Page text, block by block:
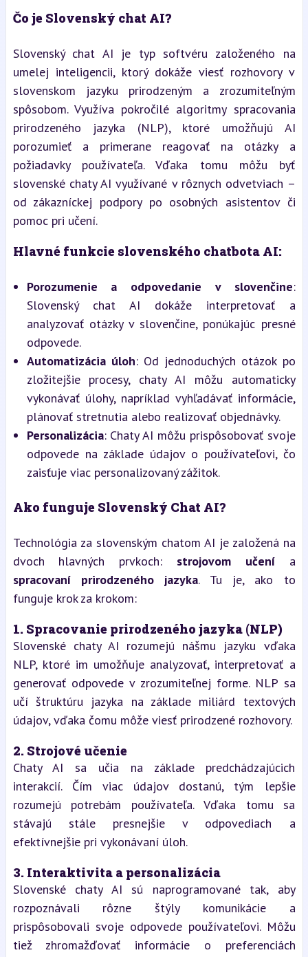
Čo je Slovenský chat AI?
Slovenský chat AI je typ softvéru založeného na
umelej inteligencii, ktorý dokáže viesť rozhovory v
slovenskom jazyku prirodzeným a zrozumiteľným
spôsobom. Využíva pokročilé algoritmy spracovania
prirodzeného jazyka (NLP), ktoré umožňujú AI
porozumieť a primerane reagovať na otázky a
požiadavky používateľa. Vďaka tomu môžu byť
slovenské chaty AI využívané v rôznych odvetviach –
od zákazníckej podpory po osobných asistentov či
pomoc pri učení.
Hlavné funkcie slovenského chatbota AI:
Porozumenie a odpovedanie v slovenčine:
Slovenský chat AI dokáže interpretovať a
analyzovať otázky v slovenčine, ponúkajúc presné
odpovede.
Automatizácia úloh: Od jednoduchých otázok po
zložitejšie procesy, chaty AI môžu automaticky
vykonávať úlohy, napríklad vyhľadávať informácie,
plánovať stretnutia alebo realizovať objednávky.
Personalizácia: Chaty AI môžu prispôsobovať svoje
odpovede na základe údajov o používateľovi, čo
zaisťuje viac personalizovaný zážitok.
Ako funguje Slovenský Chat AI?
Technológia za slovenským chatom AI je založená na
dvoch hlavných prvkoch: strojovom učení
a
spracovaní prirodzeného jazyka. Tu je, ako to
funguje krok za krokom:
1. Spracovanie prirodzeného jazyka (NLP)
Slovenské chaty AI rozumejú nášmu jazyku vďaka
NLP, ktoré im umožňuje analyzovať, interpretovať a
generovať odpovede v zrozumiteľnej forme. NLP sa
učí štruktúru jazyka na základe miliárd textových
údajov, vďaka čomu môže viesť prirodzené rozhovory.
2. Strojové učenie
Chaty AI sa učia na základe predchádzajúcich
interakcií. Čím viac údajov dostanú, tým lepšie
rozumejú potrebám používateľa. Vďaka tomu sa
stávajú stále presnejšie v odpovediach a
efektívnejšie pri vykonávaní úloh.
3. Interaktivita a personalizácia
Slovenské chaty AI sú naprogramované tak, aby
rozpoznávali rôzne štýly komunikácie a
prispôsobovali svoje odpovede používateľovi. Môžu
tiež zhromažďovať informácie o preferenciách